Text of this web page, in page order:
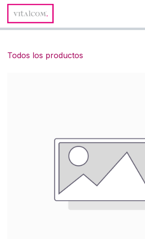
Ir al contenido
Todos los productos